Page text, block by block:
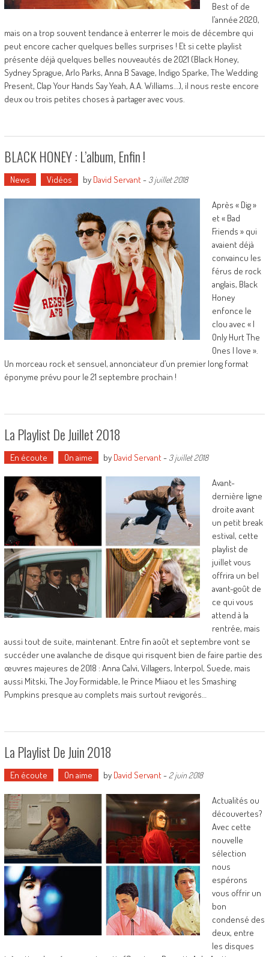
Best of de
l’année 2020,
mais on a trop souvent tendance à enterrer le mois de décembre qui
peut encore cacher quelques belles surprises ! Et si cette playlist
présente déjà quelques belles nouveautés de 2021 (Black Honey,
Sydney Sprague, Arlo Parks, Anna B Savage, Indigo Sparke, The Wedding
Present, Clap Your Hands Say Yeah, A.A. Williams…), il nous reste encore
deux ou trois petites choses à partager avec vous.
BLACK HONEY : L’album, Enfin !
News Vidéos by David Servant- 3 juillet 2018
Après « Dig »
et « Bad
Friends » qui
avaient déjà
convaincu les
férus de rock
anglais, Black
Honey
enfonce le
clou avec « I
Only Hurt The
Ones I love ».
Un morceau rock et sensuel, annonciateur d’un premier long format
éponyme prévu pour le 21 septembre prochain !
La Playlist De Juillet 2018
En écoute On aime by David Servant- 3 juillet 2018
Avant-
dernière ligne
droite avant
un petit break
estival, cette
playlist de
juillet vous
offrira un bel
avant-goût de
ce qui vous
attend à la
rentrée, mais
aussi tout de suite, maintenant. Entre fin août et septembre vont se
succéder une avalanche de disque qui risquent bien de faire partie des
œuvres majeures de 2018 : Anna Calvi, Villagers, Interpol, Suede, mais
aussi Mitski, The Joy Formidable, le Prince Miiaou et les Smashing
Pumpkins presque au complets mais surtout revigorés…
La Playlist De Juin 2018
En écoute On aime by David Servant- 2 juin 2018
Actualités ou
découvertes?
Avec cette
nouvelle
sélection
nous
espérons
vous offrir un
bon
condensé des
deux, entre
les disques